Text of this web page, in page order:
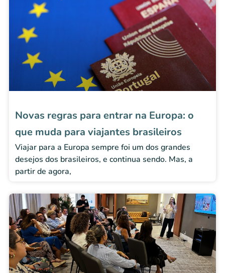
Novas regras para entrar na Europa: o
que muda para viajantes brasileiros
Viajar para a Europa sempre foi um dos grandes
desejos dos brasileiros, e continua sendo. Mas, a
partir de agora,